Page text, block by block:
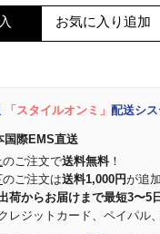
お気に入り追加
「スタイルオンミ」 配送シ
際EMS直送
のご注文で送料無料！
のご注文は送料1,000円が追
荷からお届けまで最短3〜5
レジットカード、ペイパル